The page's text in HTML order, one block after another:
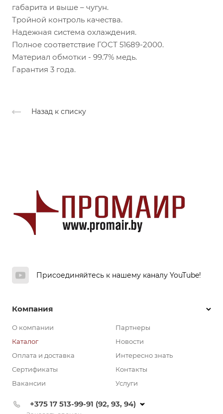
габарита и выше – чугун.
Тройной контроль качества.
Надежная система охлаждения.
Полное соответствие ГОСТ 51689-2000.
Материал обмотки - 99.7% медь.
Гарантия 3 года.
Назад к списку
Присоединяйтесь к нашему каналу YouTube!
Компания
О компании
Каталог
Оплата и доставка
Сертификаты
Вакансии
Партнеры
Новости
Интересно знать
Контакты
Услуги
+375 17 513-99-91 (92, 93, 94)